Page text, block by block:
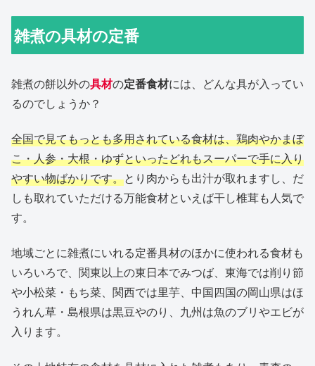
雑煮の具材の定番
雑煮の餅以外の具材の定番食材には、どんな具が入ってい
るのでしょうか？
全国で見てもっとも多用されている食材は、鶏肉やかまぼ
こ・人参・大根・ゆずといったどれもスーパーで手に入り
やすい物ばかりです。とり肉からも出汁が取れますし、だ
しも取れていただける万能食材といえば干し椎茸も人気で
す。
地域ごとに雑煮にいれる定番具材のほかに使われる食材も
いろいろで、関東以上の東日本でみつば、東海では削り節
や小松菜・もち菜、関西では里芋、中国四国の岡山県はほ
うれん草・島根県は黒豆やのり、九州は魚のブリやエビが
入ります。